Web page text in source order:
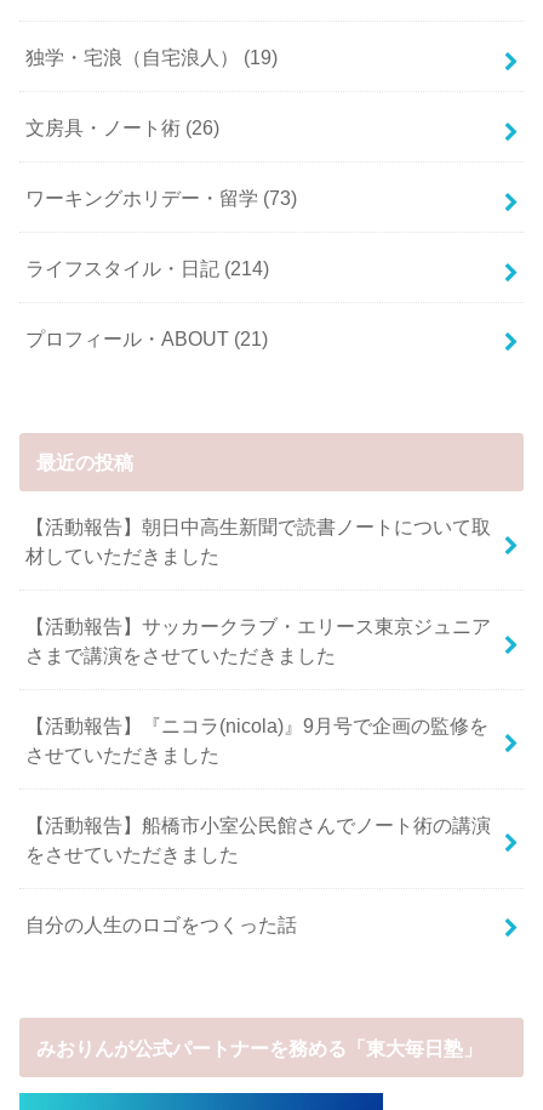
独学・宅浪（自宅浪人） (19)
文房具・ノート術 (26)
ワーキングホリデー・留学 (73)
ライフスタイル・日記 (214)
プロフィール・ABOUT (21)
最近の投稿
【活動報告】朝日中高生新聞で読書ノートについて取
材していただきました
【活動報告】サッカークラブ・エリース東京ジュニア
さまで講演をさせていただきました
【活動報告】『ニコラ(nicola)』9月号で企画の監修を
させていただきました
【活動報告】船橋市小室公民館さんでノート術の講演
をさせていただきました
自分の人生のロゴをつくった話
みおりんが公式パートナーを務める「東大毎日塾」